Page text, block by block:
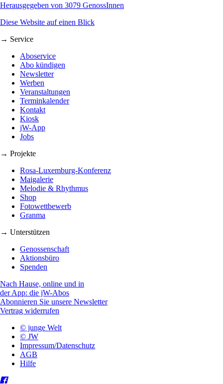
Herausgegeben von 3079 GenossInnen
Diese Website auf einen Blick
→ Service
Aboservice
Abo kündigen
Newsletter
Werben
Veranstaltungen
Terminkalender
Kontakt
Kiosk
jW-App
Jobs
→ Projekte
Rosa-Luxemburg-Konferenz
Maigalerie
Melodie & Rhythmus
Shop
Fotowettbewerb
Granma
→ Unterstützen
Genossenschaft
Aktionsbüro
Spenden
Nach Hause, online und in
der App: die jW-Abos
Abonnieren Sie unsere Newsletter
Vertrag widerrufen
© junge Welt
© JW
Impressum/Datenschutz
AGB
Hilfe